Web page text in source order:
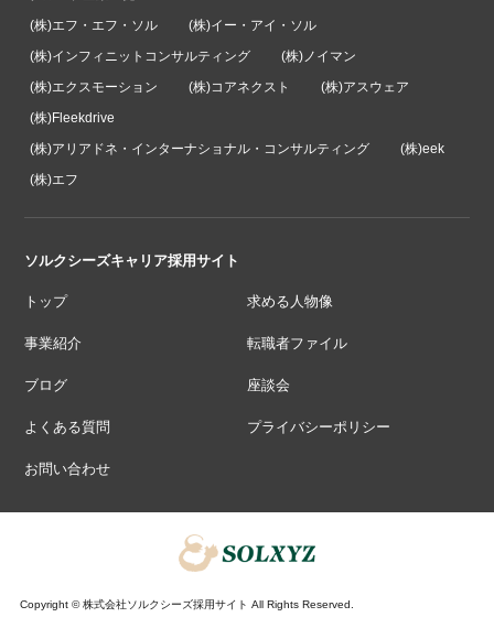
(株)エフ・エフ・ソル
(株)イー・アイ・ソル
(株)インフィニットコンサルティング
(株)ノイマン
(株)エクスモーション
(株)コアネクスト
(株)アスウェア
(株)Fleekdrive
(株)アリアドネ・インターナショナル・コンサルティング
(株)eek
(株)エフ
ソルクシーズキャリア採用サイト
トップ 求める人物像
事業紹介 転職者ファイル
ブログ 座談会
よくある質問 プライバシーポリシー
お問い合わせ
Copyright © 株式会社ソルクシーズ採用サイト All Rights Reserved.